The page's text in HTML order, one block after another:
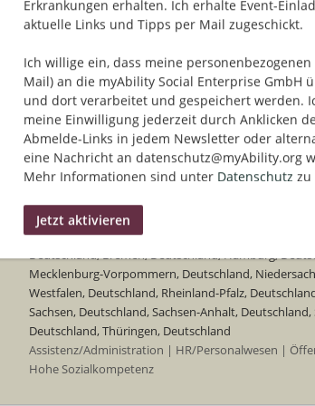
Erkrankungen erhalten. Ich erhalte Event-
aktuelle Links und Tipps per Mail zugeschickt.
Ich willige ein, dass meine personenbezogenen
Mail) an die myAbility Social Enterprise GmbH
und dort verarbeitet und gespeichert werden.
meine Einwilligung jederzeit durch Anklicken
Abmelde-Links in jedem Newsletter oder
eine Nachricht an datenschutz@myAbility.org
Mehr Informationen sind unter Datenschutz zu
30.07.2026,ZEIT Verlagsgruppe
Hamburg, Deutschland, München, Deutschland
Assistenz/Administration | Design/Grafik | Finanz-/
HR/Personalwesen | IT/EDV
Top-Job
Ausbildung zur/zum
Arbeitsmarktdienstleistungen (w/m/d)
30.07.2026,Bundesagentur für Arbeit
Deutschland, 72336 Balingen, Deutschland,
Deutschland, Reutlingen, Deutschland, Ulm,
Deutschland, Bayern, Deutschland, Berlin,
Deutschland, Bremen, Deutschland, Hamburg,
Mecklenburg-Vorpommern, Deutschland,
Westfalen, Deutschland, Rheinland-Pfalz,
Sachsen, Deutschland, Sachsen-Anhalt,
Deutschland, Thüringen, Deutschland
Assistenz/Administration | HR/Personalwesen |
Hohe Sozialkompetenz